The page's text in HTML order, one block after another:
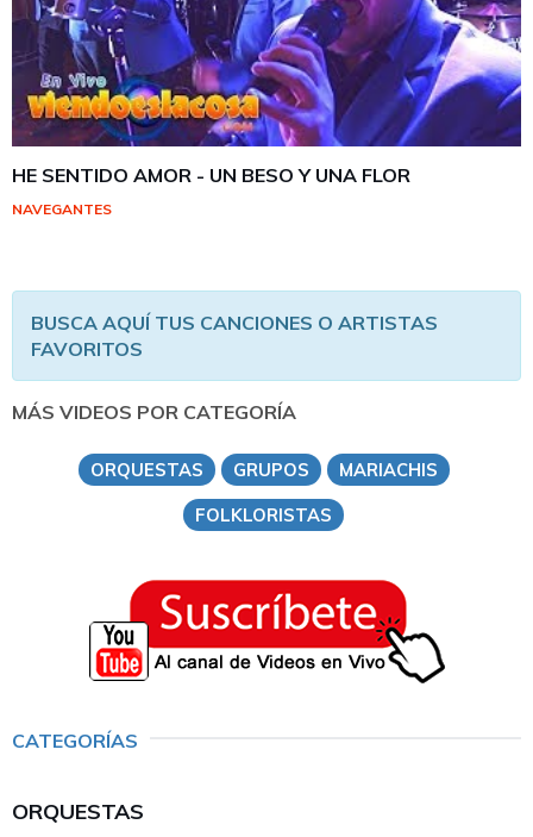
HE SENTIDO AMOR - UN BESO Y UNA FLOR
NAVEGANTES
BUSCA AQUÍ TUS CANCIONES O ARTISTAS
FAVORITOS
MÁS VIDEOS POR CATEGORÍA
ORQUESTAS GRUPOS
MARIACHIS
FOLKLORISTAS
CATEGORÍAS
ORQUESTAS